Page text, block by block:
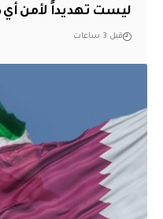
ليست تهديداً لأمن أي
قبل 3 ساعات